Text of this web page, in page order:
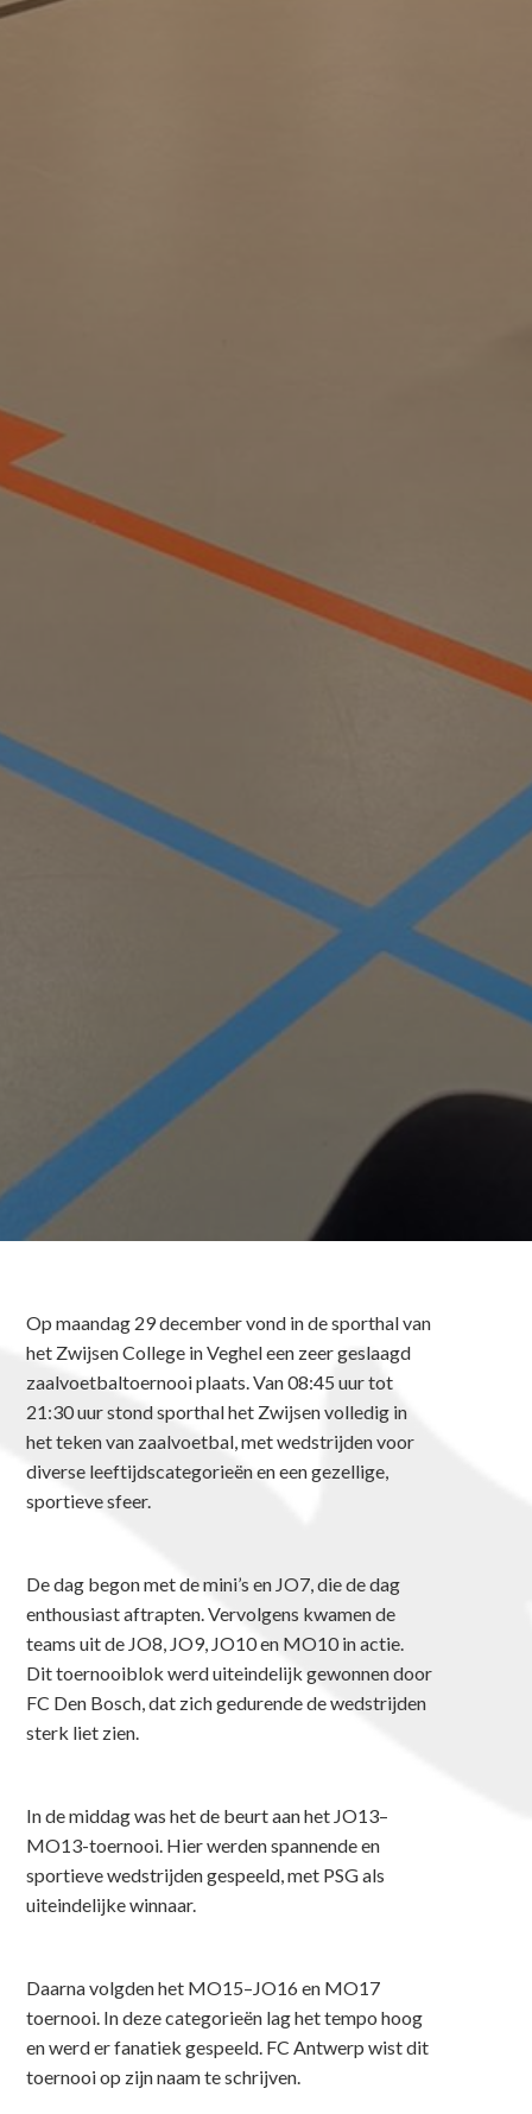
Op maandag 29 december vond in de sporthal van
het Zwijsen College in Veghel een zeer geslaagd
zaalvoetbaltoernooi plaats. Van 08:45 uur tot
21:30 uur stond sporthal het Zwijsen volledig in
het teken van zaalvoetbal, met wedstrijden voor
diverse leeftijdscategorieën en een gezellige,
sportieve sfeer.
De dag begon met de mini’s en JO7, die de dag
enthousiast aftrapten. Vervolgens kwamen de
teams uit de JO8, JO9, JO10 en MO10 in actie.
Dit toernooiblok werd uiteindelijk gewonnen door
FC Den Bosch, dat zich gedurende de wedstrijden
sterk liet zien.
In de middag was het de beurt aan het JO13–
MO13-toernooi. Hier werden spannende en
sportieve wedstrijden gespeeld, met PSG als
uiteindelijke winnaar.
Daarna volgden het MO15–JO16 en MO17
toernooi. In deze categorieën lag het tempo hoog
en werd er fanatiek gespeeld. FC Antwerp wist dit
toernooi op zijn naam te schrijven.